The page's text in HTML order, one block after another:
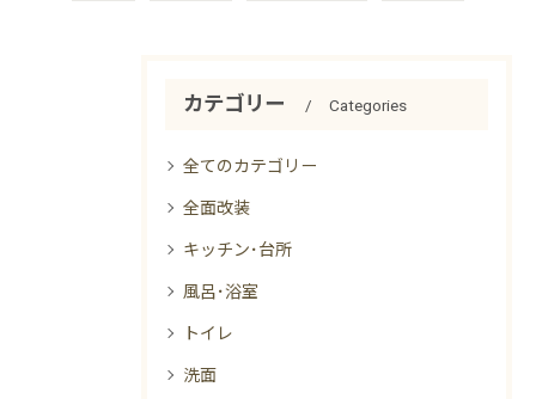
カテゴリー Categories
全てのカテゴリー
全面改装
キッチン･台所
風呂･浴室
トイレ
洗面